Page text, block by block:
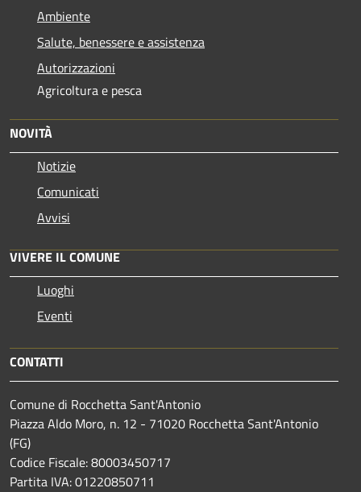
Ambiente
Salute, benessere e assistenza
Autorizzazioni
Agricoltura e pesca
NOVITÀ
Notizie
Comunicati
Avvisi
VIVERE IL COMUNE
Luoghi
Eventi
CONTATTI
Comune di Rocchetta Sant'Antonio
Piazza Aldo Moro, n. 12 - 71020 Rocchetta Sant'Antonio
(FG)
Codice Fiscale: 80003450717
Partita IVA: 01220850711